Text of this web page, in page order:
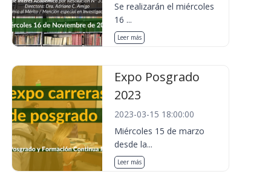
Se realizarán el miércoles
16 ...
Leer más
Expo Posgrado
2023
2023-03-15 18:00:00
Miércoles 15 de marzo
desde la...
Leer más